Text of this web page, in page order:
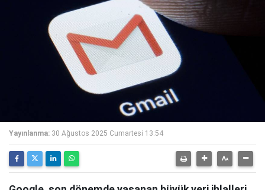
Yayınlanma: 30 Ağustos 2025 Cumartesi 13:54